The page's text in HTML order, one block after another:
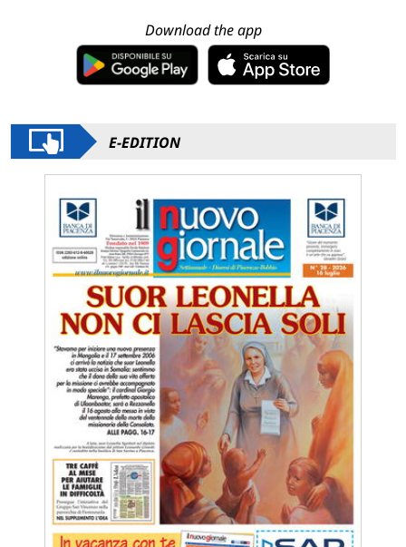
Download the app
E-EDITION